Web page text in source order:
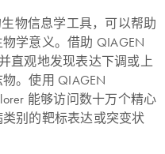
生物信息学工具，可以帮助
学意义。借助 QIAGEN
直观地发现表达下调或上
。使用 QIAGEN
能够访问数十万个精心
别的靶标表达或突变状